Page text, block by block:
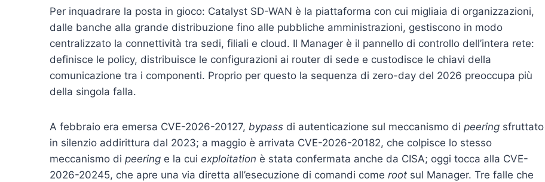
Per inquadrare la posta in gioco: Catalyst SD-WAN è la piattaforma con cui migliaia di organizzazioni,
dalle banche alla grande distribuzione fino alle pubbliche amministrazioni, gestiscono in modo
centralizzato la connettività tra sedi, filiali e cloud. Il Manager è il pannello di controllo dell’intera rete:
definisce le policy, distribuisce le configurazioni ai router di sede e custodisce le chiavi della
comunicazione tra i componenti. Proprio per questo la sequenza di zero-day del 2026 preoccupa più
della singola falla.
A febbraio era emersa CVE-2026-20127, bypass di autenticazione sul meccanismo di peering sfruttato
in silenzio addirittura dal 2023; a maggio è arrivata CVE-2026-20182, che colpisce lo stesso
meccanismo di peering e la cui exploitation è stata confermata anche da CISA; oggi tocca alla CVE-
2026-20245, che apre una via diretta all’esecuzione di comandi come root sul Manager. Tre falle che